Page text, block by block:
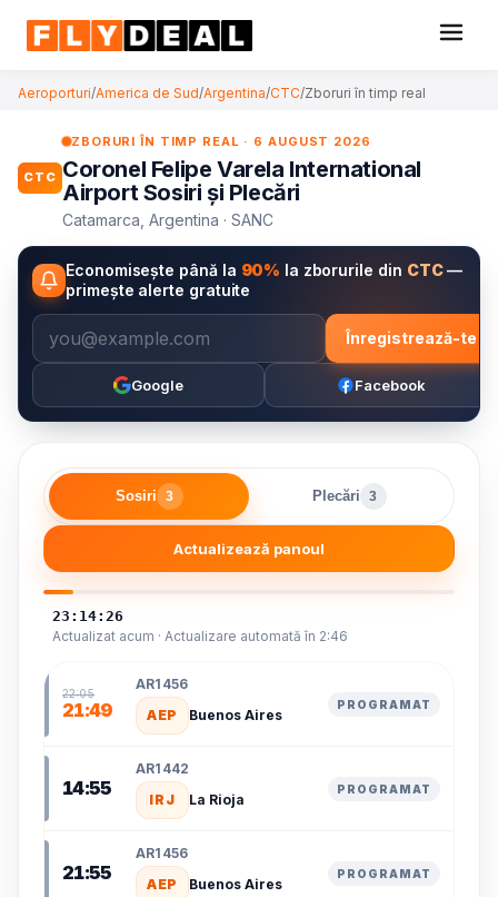
Aeroporturi/America de Sud/Argentina/CTC/Zboruri în timp real
CTC
ZBORURI ÎN TIMP REAL · 6 AUGUST 2026
Coronel Felipe Varela International
Airport Sosiri și Plecări
Catamarca, Argentina · SANC
Economisește până la 90% la zborurile din CTC—
primește alerte gratuite
Înregistrează-te
Google Facebook
Sosiri 3 Plecări 3
Actualizează panoul
23:14:26
Actualizat acum · Actualizare automată în 2:46
22:05
21:49
AR1456
AEP
Buenos Aires
PROGRAMAT
14:55
AR1442
IRJ
La Rioja
PROGRAMAT
21:55
AR1456
AEP
Buenos Aires
PROGRAMAT